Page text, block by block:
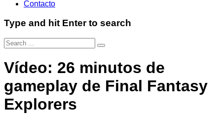
Contacto
Type and hit Enter to search
Vídeo: 26 minutos de
gameplay de Final Fantasy
Explorers